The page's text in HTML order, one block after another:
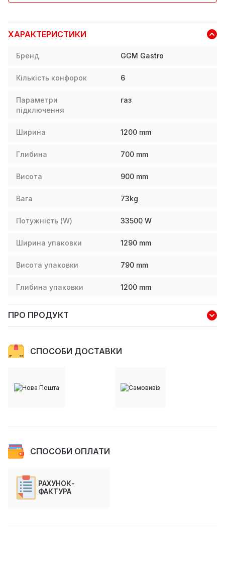
ХАРАКТЕРИСТИКИ
Бренд GGM Gastro
Кількість конфорок 6
Параметри
підключення
газ
Ширина 1200 mm
Глибина 700 mm
Висота 900 mm
Вага 73kg
Потужність (W) 33500 W
Ширина упаковки 1290 mm
Висота упаковки 790 mm
Глибина упаковки 1200 mm
ПРО ПРОДУКТ
СПОСОБИ ДОСТАВКИ
СПОСОБИ ОПЛАТИ
РАХУНОК-
ФАКТУРА